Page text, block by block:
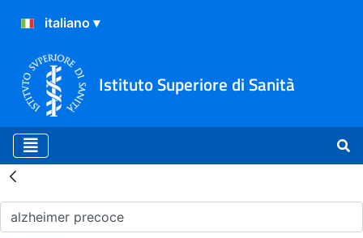
Istituto Superiore di Sanità
Risultati della Ricerca -